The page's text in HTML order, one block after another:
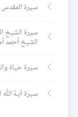
سيرة المقدس
سيرة الشيخ
الشيخ أحمد
سيرة حياة
سيرة آيـة